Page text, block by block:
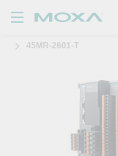
品 45MR-2601-T